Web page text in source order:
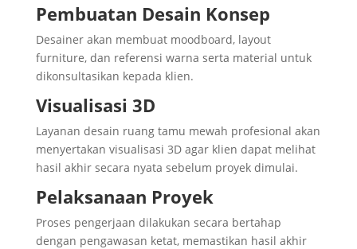
Pembuatan Desain Konsep
Desainer akan membuat moodboard, layout
furniture, dan referensi warna serta material untuk
dikonsultasikan kepada klien.
Visualisasi 3D
Layanan desain ruang tamu mewah profesional akan
menyertakan visualisasi 3D agar klien dapat melihat
hasil akhir secara nyata sebelum proyek dimulai.
Pelaksanaan Proyek
Proses pengerjaan dilakukan secara bertahap
dengan pengawasan ketat, memastikan hasil akhir